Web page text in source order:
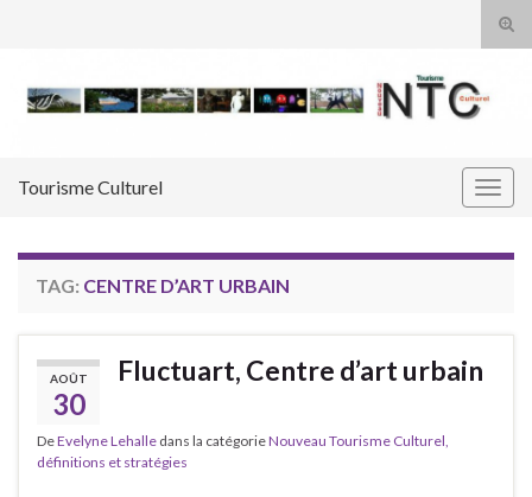
Tourisme Culturel
TAG: CENTRE D’ART URBAIN
AOÛT
30
Fluctuart, Centre d’art urbain
DeEvelyne Lehalle dans la catégorieNouveau Tourisme Culturel,
définitions et stratégies